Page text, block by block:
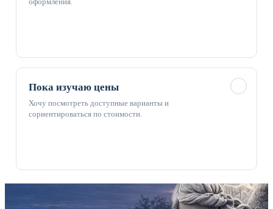
Пока изучаю цены
Хочу посмотреть доступные варианты и
сориентироваться по стоимости.